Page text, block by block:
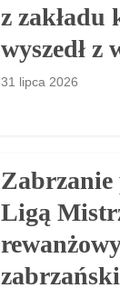
z zakładu
wyszedł
31 lipca 2026
Zabrzanie
Ligą